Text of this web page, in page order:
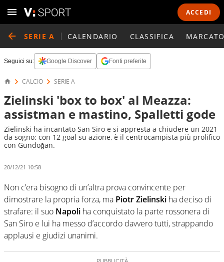
ACCEDI
SERIE A CALENDARIO CLASSIFICA
Seguici su: Google Discover Fonti preferite
CALCIO SERIE A
Zielinski 'box to box' al Meazza:
assistman e mastino, Spalletti gode
Zielinski ha incantato San Siro e si appresta a chiudere un 2021
da sogno: con 12 goal su azione, è il centrocampista più prolifico
con Gündoğan.
20/12/21 10:58
Non c’era bisogno di un’altra prova convincente per
dimostrare la propria forza, ma Piotr Zielinski ha deciso di
strafare: il suo Napoli ha conquistato la parte rossonera di
San Siro e lui ha messo d’accordo davvero tutti, strappando
applausi e giudizi unanimi.